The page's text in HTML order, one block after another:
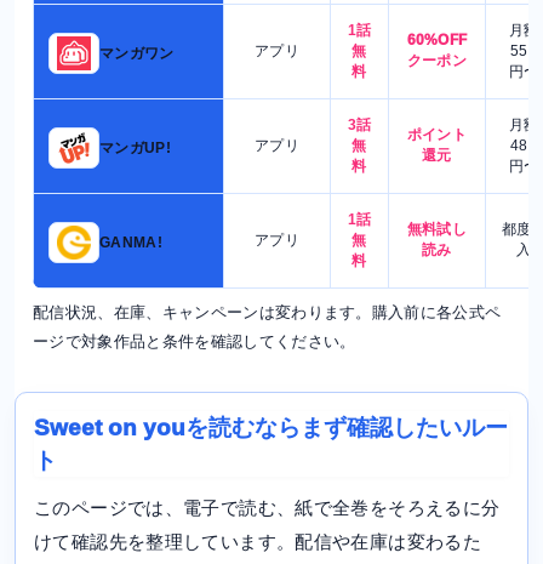
マンガワン アプリ
1話
無
料
60%OFF
クーポン
月額
550
円〜
マンガUP! アプリ
3話
無
料
ポイント
還元
月額
480
円〜
GANMA! アプリ
1話
無
料
無料試し
読み
都度
入
配信状況、在庫、キャンペーンは変わります。購入前に各公式ペ
ージで対象作品と条件を確認してください。
Sweet on youを読むならまず確認したいルー
ト
このページでは、電子で読む、紙で全巻をそろえるに分
けて確認先を整理しています。配信や在庫は変わるた